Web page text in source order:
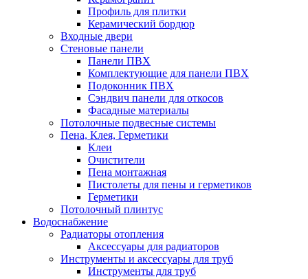
Профиль для плитки
Керамический бордюр
Входные двери
Стеновые панели
Панели ПВХ
Комплектующие для панели ПВХ
Подоконник ПВХ
Сэндвич панели для откосов
Фасадные материалы
Потолочные подвесные системы
Пена, Клея, Герметики
Клеи
Очистители
Пена монтажная
Пистолеты для пены и герметиков
Герметики
Потолочный плинтус
Водоснабжение
Радиаторы отопления
Аксессуары для радиаторов
Инструменты и аксессуары для труб
Инструменты для труб